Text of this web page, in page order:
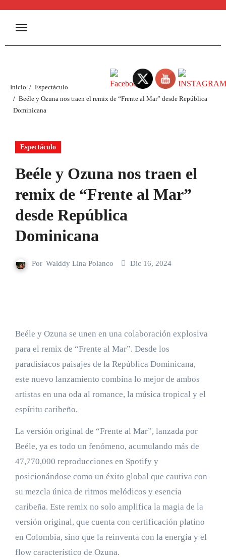
Inicio
Espectáculo
Beéle y Ozuna nos traen el remix de “Frente al Mar” desde República
Dominicana
Espectáculo
Beéle y Ozuna nos traen el
remix de “Frente al Mar”
desde República
Dominicana
Por Walddy Lina Polanco Dic 16, 2024
Beéle y Ozuna se unen en una colaboración explosiva
para el remix de “Frente al Mar”. Desde los
paradisíacos paisajes de la República Dominicana,
este nuevo lanzamiento combina lo mejor de ambos
artistas en una oda al romance, la música tropical y el
espíritu caribeño.
La versión original de “Frente al Mar”, lanzada por
Beéle, ya es todo un fenómeno, acumulando más de
47,770,000 reproducciones en Spotify y
posicionándose como un éxito global que cautiva con
su mezcla única de ritmos melódicos y esencia
caribeña. Este remix no solo amplifica la magia de la
versión original, que cuenta con certificación platino
en Colombia, sino que la reinventa con la energía y el
flow característico de Ozuna.